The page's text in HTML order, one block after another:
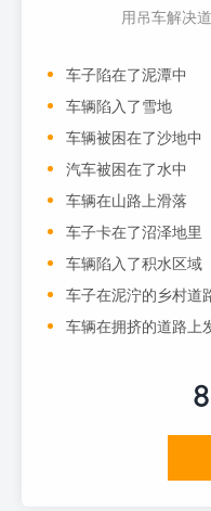
用吊车解决
车子陷在了泥潭中
车辆陷入了雪地
车辆被困在了沙地中
汽车被困在了水中
车辆在山路上滑落
车子卡在了沼泽地里
车辆陷入了积水区域
车子在泥泞的乡村道
车辆在拥挤的道路上